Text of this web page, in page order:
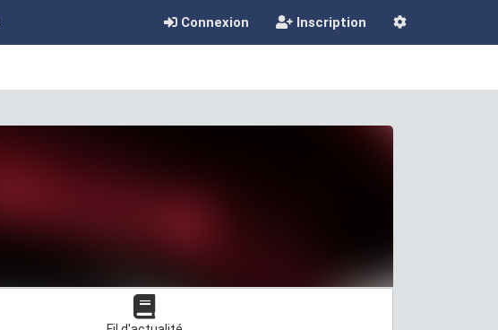
Connexion Inscription